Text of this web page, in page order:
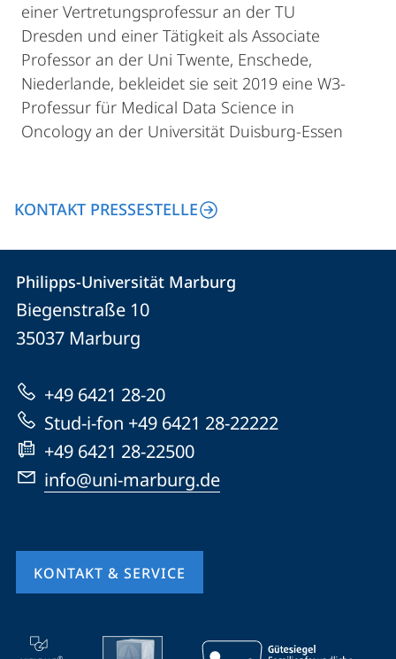
einer Vertretungsprofessur an der TU
Dresden und einer Tätigkeit als Associate
Professor an der Uni Twente, Enschede,
Niederlande, bekleidet sie seit 2019 eine W3-
Professur für Medical Data Science in
Oncology an der Universität Duisburg-Essen
KONTAKT PRESSESTELLE
Kontakt
und
Informationen
zur
Website
Kontaktinformationen
Philipps-
Universität
Philipps-Universität Marburg
Biegenstraße 10
35037 Marburg
+49 6421 28-20
Stud-i-fon +49 6421 28-22222
+49 6421 28-22500
info@uni-marburg.de
KONTAKT & SERVICE
Mobile-